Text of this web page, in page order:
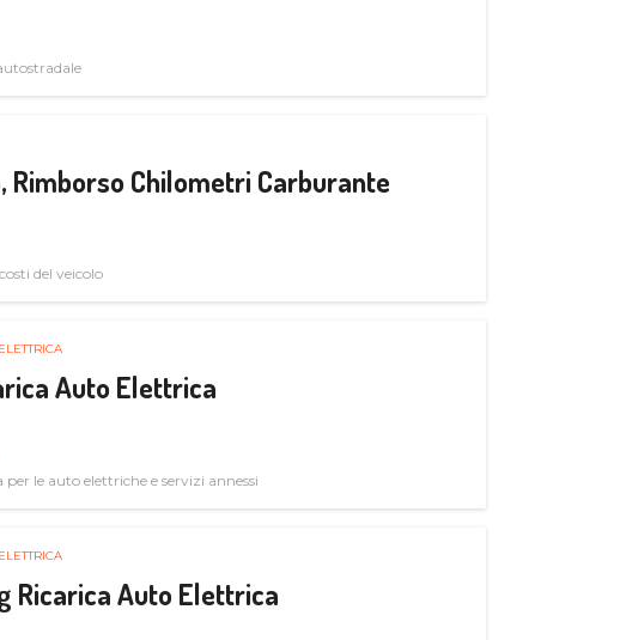
Rimborso Chilometri Carburante
del veicolo
Auto Elettrica
le auto elettriche e servizi annessi
Ricarica Auto Elettrica